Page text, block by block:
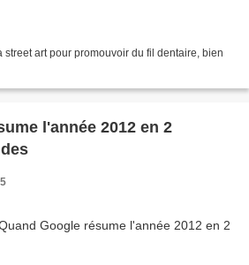
art pour promouvoir du fil dentaire, bien
l'année 2012 en 2